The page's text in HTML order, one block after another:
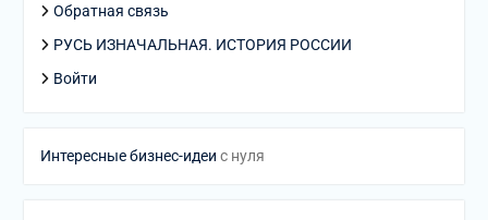
Обратная связь
РУСЬ ИЗНАЧАЛЬНАЯ. ИСТОРИЯ РОССИИ
Войти
Интересные бизнес-идеи с нуля